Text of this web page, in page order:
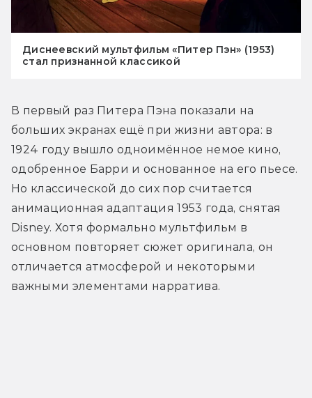
Диснеевский мультфильм «Питер Пэн» (1953)
стал признанной классикой
В первый раз Питера Пэна показали на
больших экранах ещё при жизни автора: в
1924 году вышло одноимённое немое кино,
одобренное Барри и основанное на его пьесе.
Но классической до сих пор считается
анимационная адаптация 1953 года, снятая
Disney. Хотя формально мультфильм в
основном повторяет сюжет оригинала, он
отличается атмосферой и некоторыми
важными элементами нарратива.